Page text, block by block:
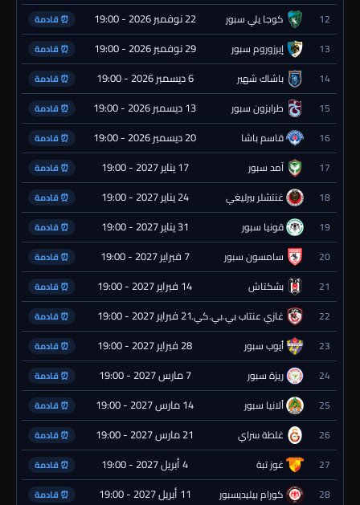
12 كوجا يلي سبور 22 نوفمبر 2026 - 19:00 ⏰ قادمة
13 إيرزوروم سبور 29 نوفمبر 2026 - 19:00 ⏰ قادمة
14 باشاك شهير 6 ديسمبر 2026 - 19:00 ⏰ قادمة
15 طرابزون سبور 13 ديسمبر 2026 - 19:00 ⏰ قادمة
16 قاسم باشا 20 ديسمبر 2026 - 19:00 ⏰ قادمة
17 آمد سبور 17 يناير 2027 - 19:00 ⏰ قادمة
18 غنتشلر بيرليغي 24 يناير 2027 - 19:00 ⏰ قادمة
19 قونيا سبور 31 يناير 2027 - 19:00 ⏰ قادمة
20 سامسون سبور 7 فبراير 2027 - 19:00 ⏰ قادمة
21 بشكتاش 14 فبراير 2027 - 19:00 ⏰ قادمة
22 غازي عنتاب بي.بي.كي.21 فبراير 2027 - 19:00 ⏰ قادمة
23 أيوب سبور 28 فبراير 2027 - 19:00 ⏰ قادمة
24 ريزة سبور 7 مارس 2027 - 19:00 ⏰ قادمة
25 ألانيا سبور 14 مارس 2027 - 19:00 ⏰ قادمة
26 غلطة سراي 21 مارس 2027 - 19:00 ⏰ قادمة
27 غوز تبة 4 أبريل 2027 - 19:00 ⏰ قادمة
28 كورام بيليديسبور 11 أبريل 2027 - 19:00 ⏰ قادمة